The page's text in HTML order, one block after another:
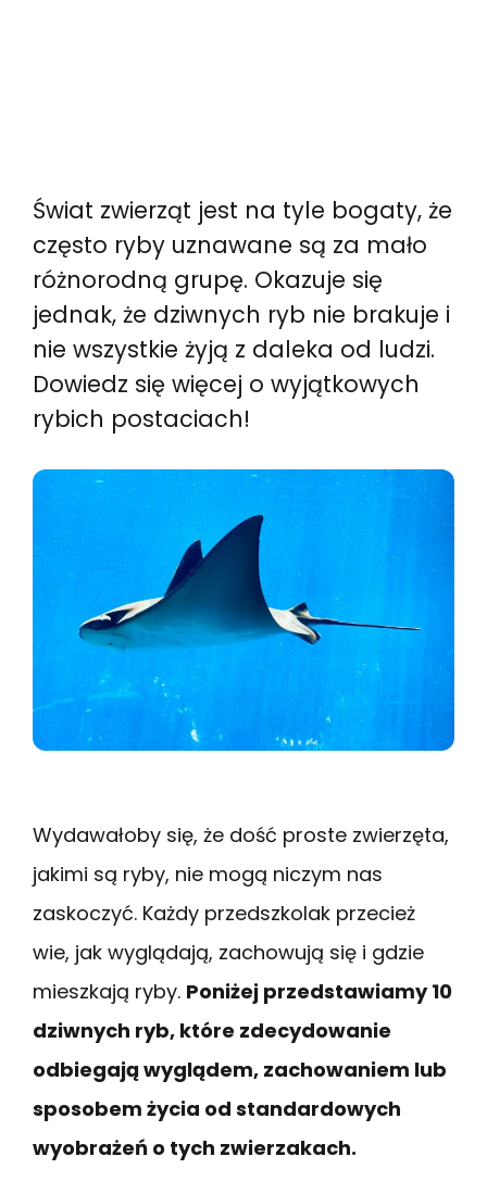
Świat zwierząt jest na tyle bogaty, że
często ryby uznawane są za mało
różnorodną grupę. Okazuje się
jednak, że dziwnych ryb nie brakuje i
nie wszystkie żyją z daleka od ludzi.
Dowiedz się więcej o wyjątkowych
rybich postaciach!
Wydawałoby się, że dość proste zwierzęta,
jakimi są ryby, nie mogą niczym nas
zaskoczyć. Każdy przedszkolak przecież
wie, jak wyglądają, zachowują się i gdzie
mieszkają ryby. Poniżej przedstawiamy 10
dziwnych ryb, które zdecydowanie
odbiegają wyglądem, zachowaniem lub
sposobem życia od standardowych
wyobrażeń o tych zwierzakach.